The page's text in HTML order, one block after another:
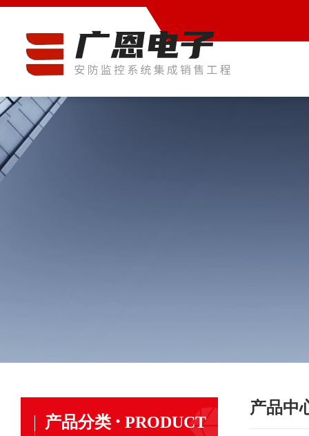
产品分类 · PRODUCT
产品中